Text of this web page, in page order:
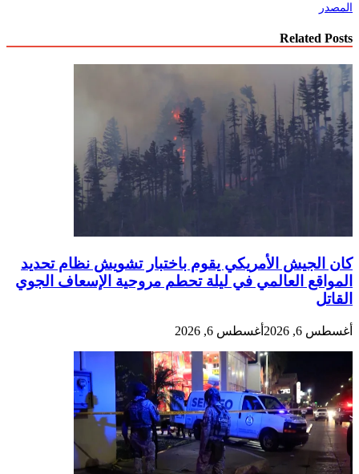
المصدر
Related Posts
كان الجيش الأمريكي يقوم باختبار تشويش نظام تحديد
المواقع العالمي في ليلة تحطم مروحية الإسعاف الجوي
القاتل
أغسطس 6, 2026 أغسطس 6, 2026